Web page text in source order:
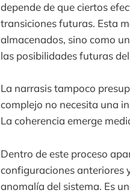
depende de que ciertos
transiciones futuras. Esta
almacenados, sino como
las posibilidades futuras
La narrasis tampoco
complejo no necesita una
La coherencia emerge
Dentro de este proceso
configuraciones anteriores
anomalía del sistema. Es